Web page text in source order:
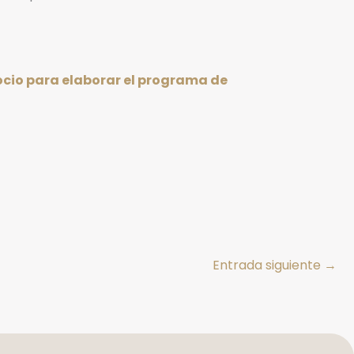
para elaborar el programa de
Entrada siguiente →